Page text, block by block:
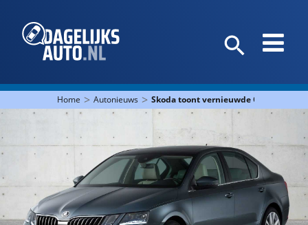
Home > Autonieuws > Škoda toont vernieuwde Octavia